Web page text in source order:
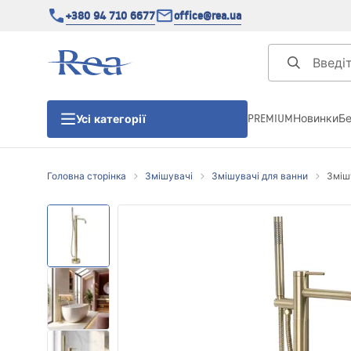
+380 94 710 6677 office@rea.ua
Усі категорії
Душові піддони
Душові лінійні зливи
PREMIUMНовинки
Головна сторінка Змішувачі Змішувачі для ванни